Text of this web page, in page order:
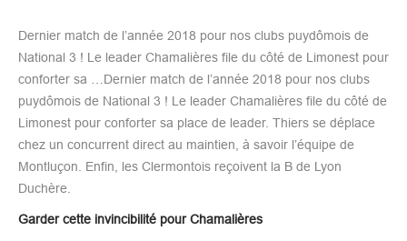
Dernier match de l’année 2018 pour nos clubs puydômois de
National 3 ! Le leader Chamalières file du côté de Limonest pour
conforter sa …Dernier match de l’année 2018 pour nos clubs
puydômois de National 3 ! Le leader Chamalières file du côté de
Limonest pour conforter sa place de leader. Thiers se déplace
chez un concurrent direct au maintien, à savoir l’équipe de
Montluçon. Enfin, les Clermontois reçoivent la B de Lyon
Duchère.
Garder cette invincibilité pour Chamalières